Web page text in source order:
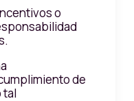
o
de
tal